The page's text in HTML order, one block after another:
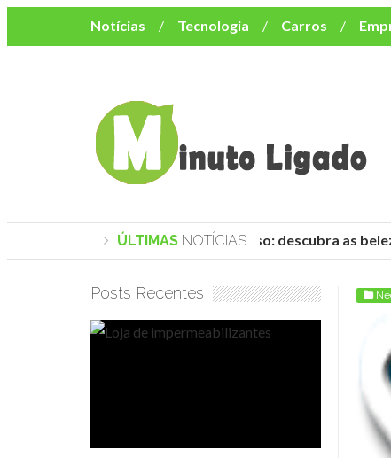
Notícias Tecnologia Carros
Mulher
Bem-Estar Negócios
ÚLTIMAS NOTÍCIAS
Praias de Trancoso: descubra as
Posts Recentes